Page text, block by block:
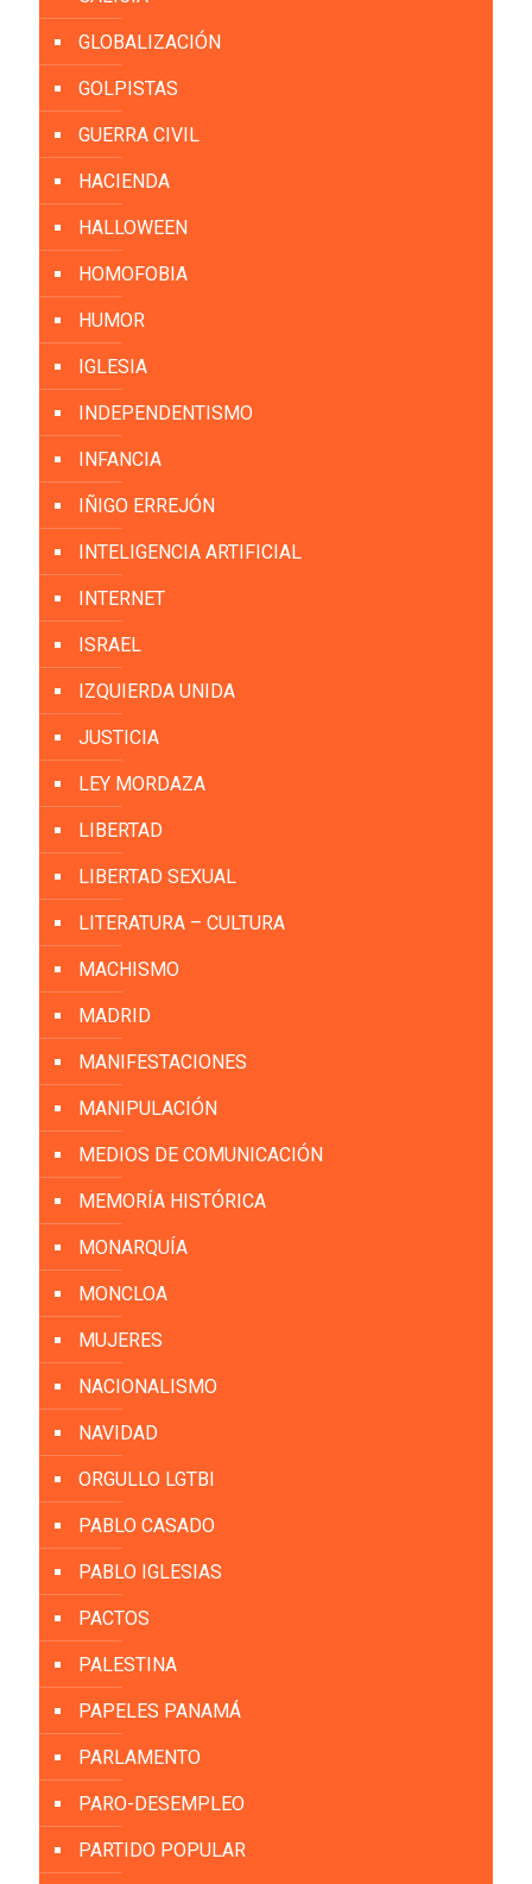
GLOBALIZACIÓN
GOLPISTAS
GUERRA CIVIL
HACIENDA
HALLOWEEN
HOMOFOBIA
HUMOR
IGLESIA
INDEPENDENTISMO
INFANCIA
IÑIGO ERREJÓN
INTELIGENCIA ARTIFICIAL
INTERNET
ISRAEL
IZQUIERDA UNIDA
JUSTICIA
LEY MORDAZA
LIBERTAD
LIBERTAD SEXUAL
LITERATURA – CULTURA
MACHISMO
MADRID
MANIFESTACIONES
MANIPULACIÓN
MEDIOS DE COMUNICACIÓN
MEMORÍA HISTÓRICA
MONARQUÍA
MONCLOA
MUJERES
NACIONALISMO
NAVIDAD
ORGULLO LGTBI
PABLO CASADO
PABLO IGLESIAS
PACTOS
PALESTINA
PAPELES PANAMÁ
PARLAMENTO
PARO-DESEMPLEO
PARTIDO POPULAR